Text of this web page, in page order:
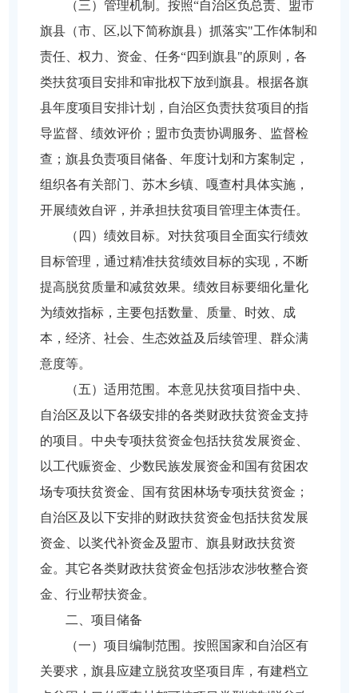
（三）管理机制。按照“自治区负总责、盟市
旗县（市、区,以下简称旗县）抓落实"工作体制和
责任、权力、资金、任务“四到旗县"的原则，各
类扶贫项目安排和审批权下放到旗县。根据各旗
县年度项目安排计划，自治区负责扶贫项目的指
导监督、绩效评价；盟市负责协调服务、监督检
查；旗县负责项目储备、年度计划和方案制定，
组织各有关部门、苏木乡镇、嘎查村具体实施，
开展绩效自评，并承担扶贫项目管理主体责任。
（四）绩效目标。对扶贫项目全面实行绩效
目标管理，通过精准扶贫绩效目标的实现，不断
提高脱贫质量和减贫效果。绩效目标要细化量化
为绩效指标，主要包括数量、质量、时效、成
本，经济、社会、生态效益及后续管理、群众满
意度等。
（五）适用范围。本意见扶贫项目指中央、
自治区及以下各级安排的各类财政扶贫资金支持
的项目。中央专项扶贫资金包括扶贫发展资金、
以工代赈资金、少数民族发展资金和国有贫困农
场专项扶贫资金、国有贫困林场专项扶贫资金；
自治区及以下安排的财政扶贫资金包括扶贫发展
资金、以奖代补资金及盟市、旗县财政扶贫资
金。其它各类财政扶贫资金包括涉农涉牧整合资
金、行业帮扶资金。
二、项目储备
（一）项目编制范围。按照国家和自治区有
关要求，旗县应建立脱贫攻坚项目库，有建档立